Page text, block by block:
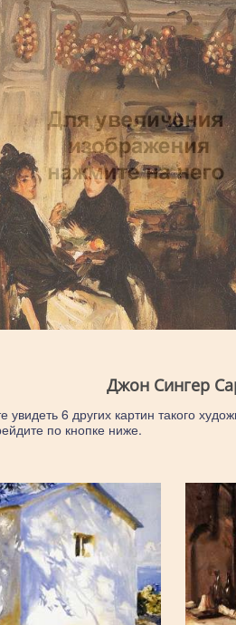
Джон Сингер
6 других картин такого
по кнопке ниже.